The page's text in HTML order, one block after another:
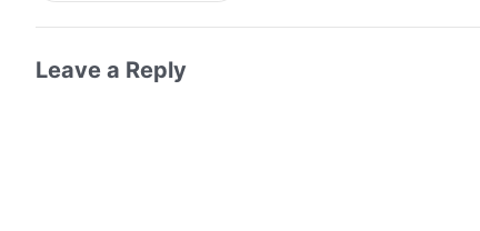
Leave a Reply